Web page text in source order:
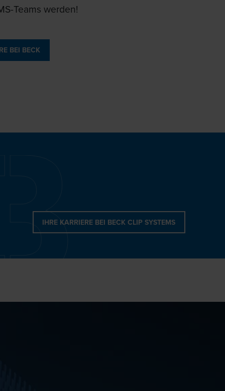
Teams werden!
BEI BECK
IHRE KARRIERE BEI BECK CLIP SYSTEMS